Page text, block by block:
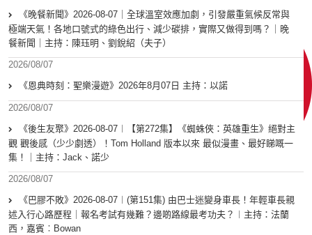
《晚餐新聞》2026-08-07｜全球溫室效應加劇，引發嚴重氣候反常與
極端天氣！各地口號式的綠色出行、減少碳排，實際又做得到嗎？｜晚
餐新聞｜主持：陳珏明、劉銳紹（夫子）
2026/08/07
《恩典時刻：聖樂漫遊》2026年8月07日 主持：以諾
2026/08/07
《後生友聚》2026-08-07︱【第272集】《蜘蛛俠：英雄重生》絕對主
觀 觀後感（少少劇透）！Tom Holland 版本以來 最似漫畫、最好睇嘅一
集！｜主持：Jack、諾少
2026/08/07
《巴膠不敗》2026-08-07︱(第151集) 由巴士迷變身車長！年輕車長親
述入行心路歷程｜報名考試有幾難？邊啲路線最考功夫？︱主持：法蘭
西，嘉賓︰Bowan